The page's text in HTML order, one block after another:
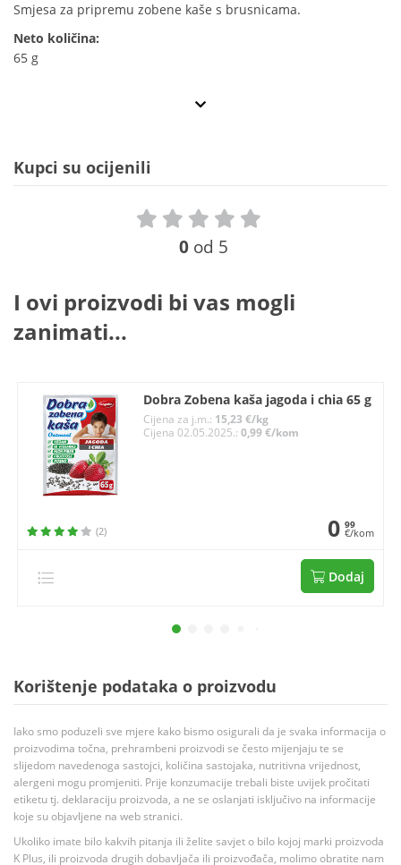
Smjesa za pripremu zobene kaše s brusnicama.
Neto količina:
65 g
Kupci su ocijenili
0 od 5
I ovi proizvodi bi vas mogli
zanimati...
Dobra Zobena kaša jagoda i chia 65 g
Cijena za j.m.: 15,23 €/kg
Cijena 02.05.2025.:0,99 €/kom
(2) 0 99
€/kom
Dodaj
Korištenje podataka o proizvodu
Iako smo poduzeli sve mjere kako bismo osigurali da je svaka informacija o
proizvodima točna, prehrambeni proizvodi se često mijenjaju te se
slijedom navedenoga sastojci, količina sastojaka, nutritivna vrijednost,
alergeni mogu promjeniti. Prije konzumacije trebali biste uvijek pročitati
etiketu tj. deklaraciju proizvoda, a ne se oslanjati isključivo na informacije
koje su objavljene na web stranici.
Ukoliko imate bilo kakvih pitanja ili želite savjet o bilo kojoj marki proizvoda
K Plus, ili proizvoda drugih dobavljača ili proizvođača, molimo obratite nam